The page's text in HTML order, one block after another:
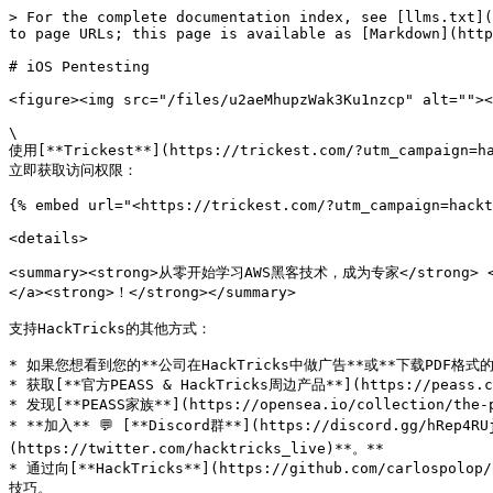
> For the complete documentation index, see [llms.txt](https://hacktricks.xsx.tw/llms.txt). Markdown versions of documentation pages are available by appending `.md` to page URLs; this page is available as [Markdown](https://hacktricks.xsx.tw/mobile-pentesting/ios-pentesting.md).

# iOS Pentesting

<figure><img src="/files/u2aeMhupzWak3Ku1nzcp" alt=""><figcaption></figcaption></figure>

\
使用[**Trickest**](https://trickest.com/?utm_campaign=hacktrics\&utm_medium=banner\&utm_source=hacktricks)轻松构建和**自动化工作流程**，使用全球**最先进**的社区工具。\
立即获取访问权限：

{% embed url="<https://trickest.com/?utm_campaign=hacktrics&utm_medium=banner&utm_source=hacktricks>" %}

<details>

<summary><strong>从零开始学习AWS黑客技术，成为专家</strong> <a href="https://training.hacktricks.xyz/courses/arte"><strong>htARTE（HackTricks AWS Red Team Expert）</strong></a><strong>！</strong></summary>

支持HackTricks的其他方式：

* 如果您想看到您的**公司在HackTricks中做广告**或**下载PDF格式的HackTricks**，请查看[**订阅计划**](https://github.com/sponsors/carlospolop)!
* 获取[**官方PEASS & HackTricks周边产品**](https://peass.creator-spring.com)
* 发现[**PEASS家族**](https://opensea.io/collection/the-peass-family)，我们的独家[NFTs](https://opensea.io/collection/the-peass-family)收藏品
* **加入** 💬 [**Discord群**](https://discord.gg/hRep4RUj7f) 或 [**电报群**](https://t.me/peass) 或在**Twitter**上关注我们 🐦 [**@carlospolopm**](https://twitter.com/hacktricks_live)**。**
* 通过向[**HackTricks**](https://github.com/carlospolop/hacktricks)和[**HackTricks Cloud**](https://github.com/carlospolop/hacktricks-cloud) github仓库提交PR来分享您的黑客技巧。

</details>

## iOS基础知识

{% content-ref url="/pages/97VovUmD9cUheSOG3py2" %}
[iOS Basics](/mobile-pentesting/ios-pentesting/ios-basics.md)
{% endcontent-ref %}

## 测试环境

在此页面中，您可以找到关于**iOS模拟器**、**模拟器**和**越狱**的信息：

{% content-ref url="/pages/6J4dQ3ZXsiMltVPiMfva" %}
[iOS Testing Environment](/mobile-pentesting/ios-pentesting/ios-testing-environment.md)
{% endcontent-ref %}

## 初始分析

### 基本iOS测试操作

在测试过程中会建议执行**多个操作**（连接到设备、读取/写入/上传/下载文件、使用一些工具...）。因此，如果您不知道如何执行这些操作中的任何一个，请**开始阅读页面**：

{% content-ref url="/pages/tnir9Zy4zwf5ShrJxleH" %}
[iOS Basic Testing Operations](/mobile-pentesting/ios-pentesting/basic-ios-testing-operations.md)
{% endcontent-ref %}

{% hint style="info" %}
在以下步骤中，应该已经在设备上安装了应用程序，并且已经获得了应用程序的**IPA文件**。\
阅读[基本iOS测试操作](/mobile-pentesting/ios-pentesting/basic-ios-testing-operations.md)页面以了解如何执行此操作。
{% endhint %}

### 基本静态分析

建议使用工具[**MobSF**](https://github.com/MobSF/Mobile-Security-Framework-MobSF)对IPA文件执行自动静态分析。

识别二进制文件中存在的**保护措施**：

* **PIE（位置无关可执行文件）**：启用后，应用程序每次启动时都会加载到随机内存地址，使得难以预测其初始内存地址。

```bash
otool -hv <app-binary> | grep PIE   # 应包含PIE标志
```

* **堆栈Canaries**：为了验证堆栈的完整性，在调用函数之前在堆栈上放置一个“canary”值，并在函数结束时再次验证。

```bash
otool -I -v <app-binary> | grep stack_chk   # 应包含符号：stack_chk_guard和stack_chk_fail
```

* **ARC（自动引用计数）**：防止常见的内存腐败缺陷

```bash
otool -I -v <app-binary> | grep objc_release   # 应包含_objc_release符号
```

* **加密二进制文件**：二进制文件应该是加密的

```bash
otool -arch all -Vl <app-binary> | grep -A5 LC_ENCRYPT   # cryptid应为1
```

**识别敏感/不安全函数**

* **弱哈希算法**

```bash
# 在iOS设备上
otool -Iv <app> | grep -w "_CC_MD5"
otool -Iv <app> | grep -w "_CC_SHA1"

# 在Linux上
grep -iER "_CC_MD5"
grep -iER "_CC_SHA1"
```

* **不安全的随机函数**

```bash
# 在iOS设备上
otool -Iv <app> | grep -w "_random"
otool -Iv <app> | grep -w "_srand"
otool -Iv <app> | grep -w "_rand"

# 在Linux上
grep -iER "_random"
grep -iER "_srand"
grep -iER "_rand"
```

* **不安全的‘Malloc’函数**

```bash
# 在iOS设备上
otool -Iv <app> | grep -w